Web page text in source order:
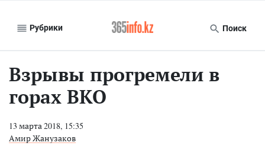
Рубрики Поиск
Взрывы прогремели в
горах ВКО
13 марта 2018, 15:35
Амир Жанузаков